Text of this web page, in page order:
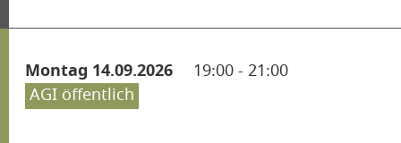
Montag 14.09.2026 19:00 - 21:00
AGI öffentlich